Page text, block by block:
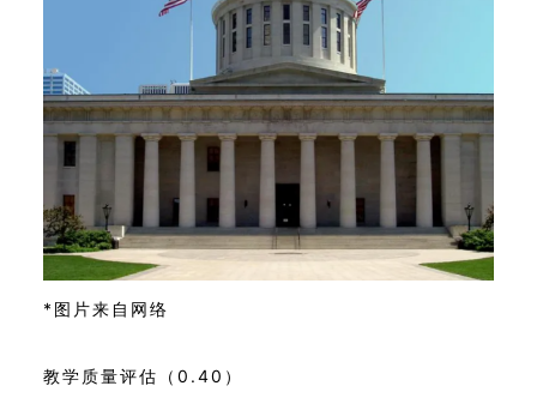
*图片来自网络
教学质量评估（0.40）